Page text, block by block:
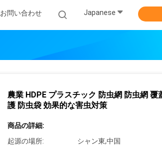
お問い合わせ Japanese
農業 HDPE プラスチック 防虫網 防虫網 覆
護 防虫袋 効果的な害虫対策
商品の詳細:
起源の場所:
シャン東,中国